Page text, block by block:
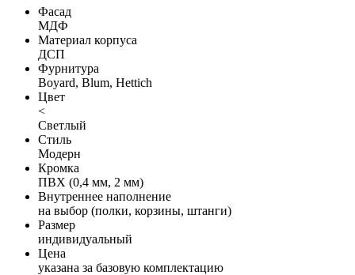
Фасад
МДФ
Материал корпуса
ДСП
Фурнитура
Boyard, Blum, Hettich
Цвет
<
Светлый
Стиль
Модерн
Кромка
ПВХ (0,4 мм, 2 мм)
Внутреннее наполнение
на выбор (полки, корзины, штанги)
Размер
индивидуальный
Цена
указана за базовую комплектацию